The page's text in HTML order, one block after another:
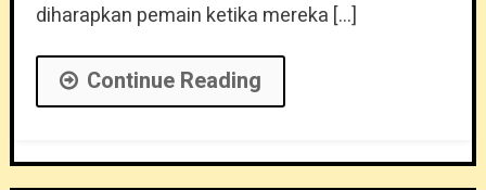
diharapkan pemain ketika mereka […]
Continue Reading